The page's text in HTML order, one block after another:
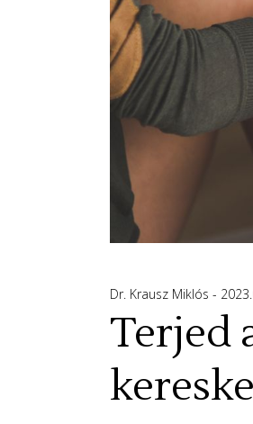
Dr. Krausz Miklós
Terjed